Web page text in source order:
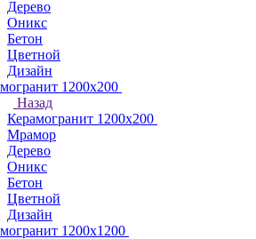
Дерево
Оникс
Бетон
Цветной
Дизайн
1200x200
Назад
Керамогранит 1200x200
Мрамор
Дерево
Оникс
Бетон
Цветной
Дизайн
1200x1200